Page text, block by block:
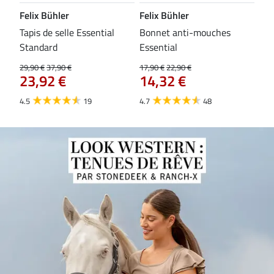
Felix Bühler
Tapis de selle Essential
Standard
29,90 €37,90 €
23,92 €
4.5 19
Felix Bühler
Bonnet anti-mouches
Essential
17,90 €22,90 €
14,32 €
4.7 48